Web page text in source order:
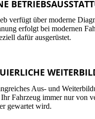
verfügt über moderne
erfolgt bei modernen
dafür ausgerüstet.
Aus- und
Ihr Fahrzeug immer nur von
gewartet wird.